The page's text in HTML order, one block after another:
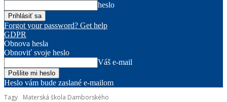
heslo
Forgot your password? Get help
GDPR
Obnova hesla
Obnoviť svoje heslo
Váš e-mail
Heslo vám bude zaslané e-mailom
Tagy
Materská škola Damborského